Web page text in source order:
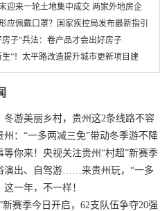
迎来一轮土地集中成交 两家外地房企
应佩戴口罩？国家疾控局发布最新指引
房子”兵法：卷产品才会出好房子
生”！太平路改造提升城市更新项目建
冬游美丽乡村，贵州这2条线路不容
州：“一多两减三免”带动冬季游不降
等你来！央视关注贵州“村超”新赛季
演出、自驾游……来贵州玩，“一多
一年，不一样！
新赛季今日开启，62支队伍争夺20强